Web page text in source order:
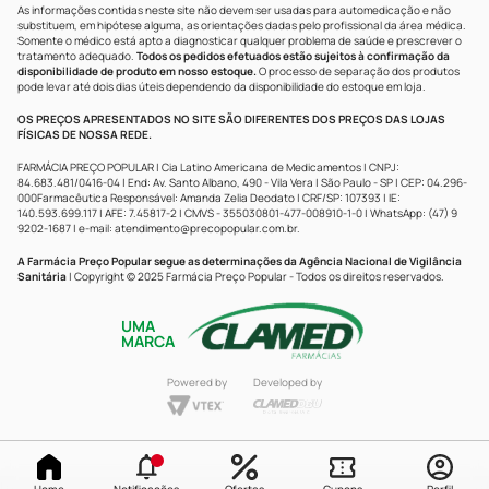
As informações contidas neste site não devem ser usadas para automedicação e não
substituem, em hipótese alguma, as orientações dadas pelo profissional da área médica.
Somente o médico está apto a diagnosticar qualquer problema de saúde e prescrever o
tratamento adequado. Todos os pedidos efetuados estão sujeitos à confirmação da
disponibilidade de produto em nosso estoque.O processo de separação dos produtos
pode levar até dois dias úteis dependendo da disponibilidade do estoque em loja.
OS PREÇOS APRESENTADOS NO SITE SÃO DIFERENTES DOS PREÇOS DAS LOJAS
FÍSICAS DE NOSSA REDE.
FARMÁCIA PREÇO POPULAR | Cia Latino Americana de Medicamentos | CNPJ:
84.683.481/0416-04 | End: Av. Santo Albano, 490 - Vila Vera | São Paulo - SP | CEP: 04.296-
000Farmacêutica Responsável: Amanda Zelia Deodato | CRF/SP: 107393 | IE:
140.593.699.117 | AFE: 7.45817-2 | CMVS - 355030801-477-008910-1-0 | WhatsApp: (47) 9
9202-1687 | e-mail: atendimento@precopopular.com.br.
A Farmácia Preço Popular segue as determinações da Agência Nacional de Vigilância
Sanitária | Copyright © 2025 Farmácia Preço Popular - Todos os direitos reservados.
UMA
MARCA
Powered by Developed by